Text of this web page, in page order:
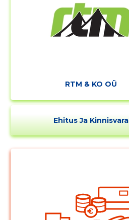
RTM & KO OÜ
Ehitus Ja Kinnisvara